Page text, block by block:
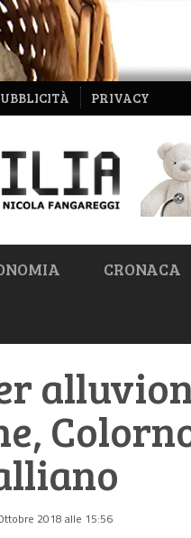
PRIVACY
CRONACA
2018 alle 15:56